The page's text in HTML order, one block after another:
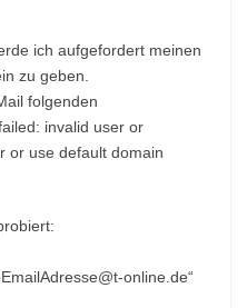
ich aufgefordert meinen
zu geben.
folgenden
invalid user or
or use default domain
online.de“